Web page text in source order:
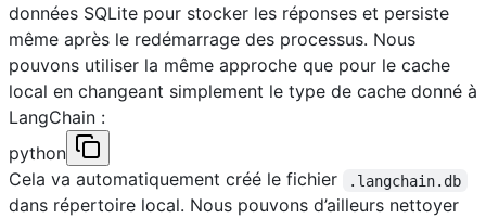
données SQLite pour stocker les réponses et persiste
même après le redémarrage des processus. Nous
pouvons utiliser la même approche que pour le cache
local en changeant simplement le type de cache donné à
LangChain :
python
Cela va automatiquement créé le fichier
.langchain.db
dans répertoire local. Nous pouvons d’ailleurs nettoyer